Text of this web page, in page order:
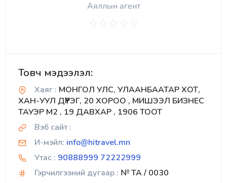
Аяллын агент
Товч мэдээлэл:
Хаяг : МОНГОЛ УЛС, УЛААНБААТАР ХОТ,
ХАН-УУЛ ДҮҮРЭГ, 20 ХОРОО , МИШЭЭЛ БИЗНЕС
ТАУЭР М2 , 19 ДАВХАР , 1906 ТООТ
Вэб сайт :
И-мэйл: info@hitravel.mn
Утас : 90888999 72222999
Гэрчилгээний дугаар : № TA / 0030